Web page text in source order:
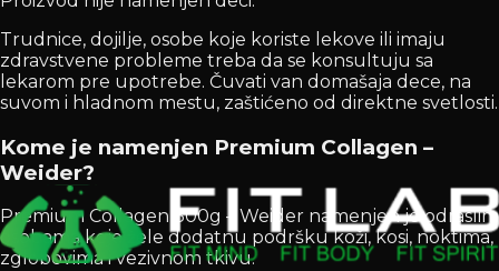
Trudnice, dojilje, osobe koje koriste lekove ili imaju
zdravstvene probleme treba da se konsultuju sa
lekarom pre upotrebe. Čuvati van domašaja dece, na
suvom i hladnom mestu, zaštićeno od direktne svetlosti.
Kome je namenjen Premium Collagen –
Weider?
Premium Collagen 300g – Weider namenjen je odraslim
osobama koje žele dodatnu podršku koži, kosi, noktima,
zglobovima i vezivnom tkivu.